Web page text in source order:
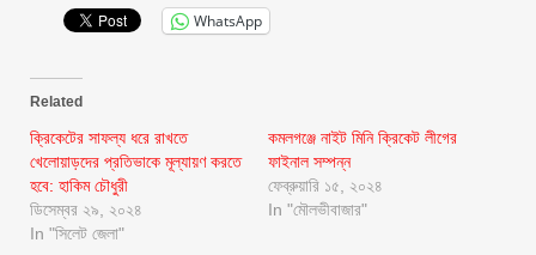
WhatsApp
Related
ক্রিকেটের সাফল্য ধরে রাখতে
খেলোয়াড়দের প্রতিভাকে মূল্যায়ণ করতে
হবে: হাকিম চৌধুরী
ডিসেম্বর ২৯, ২০২৪
In "সিলেট জেলা"
কমলগঞ্জে নাইট মিনি ক্রিকেট লীগের
ফাইনাল সম্পন্ন
ফেব্রুয়ারি ১৫, ২০২৪
In "মৌলভীবাজার"